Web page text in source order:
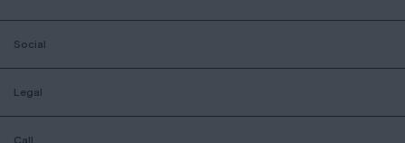
Social
Legal